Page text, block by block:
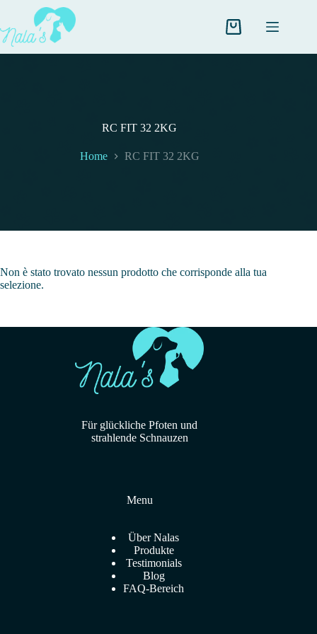
contenuto
Carrello
RC FIT 32 2KG
Home RC FIT 32 2KG
Non è stato trovato nessun prodotto che corrisponde alla tua
selezione.
Für glückliche Pfoten und
strahlende Schnauzen
Menu
Über Nalas
Produkte
Testimonials
Blog
FAQ-Bereich